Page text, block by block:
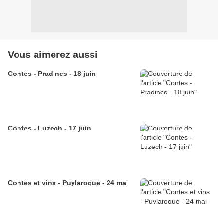
Vous aimerez aussi
Contes - Pradines - 18 juin
Contes - Luzech - 17 juin
Contes et vins - Puylaroque - 24 mai